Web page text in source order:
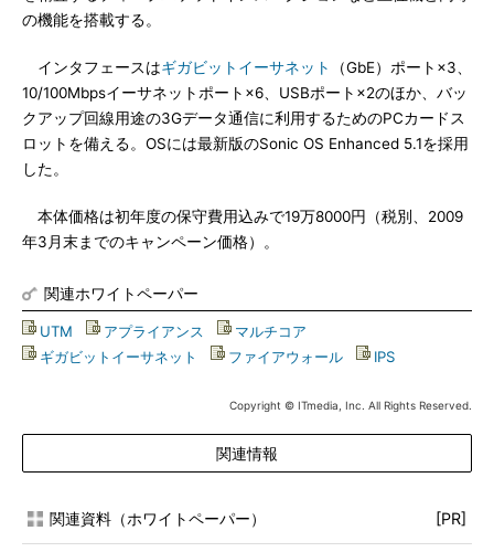
の機能を搭載する。
インタフェースはギガビットイーサネット
（GbE）ポート×3、
10/100Mbpsイーサネットポート×6、USBポート×2のほか、バッ
クアップ回線用途の3Gデータ通信に利用するためのPCカードス
ロットを備える。OSには最新版のSonic OS Enhanced 5.1を採用
した。
本体価格は初年度の保守費用込みで19万8000円（税別、2009
年3月末までのキャンペーン価格）。
関連ホワイトペーパー
UTM アプライアンス マルチコア
ギガビットイーサネット
ファイアウォール IPS
Copyright © ITmedia, Inc. All Rights Reserved.
関連情報
関連資料（ホワイトペーパー） [PR]